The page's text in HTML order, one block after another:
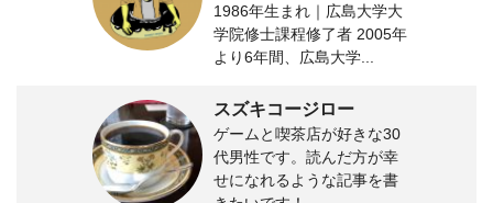
1986年生まれ｜広島大学大
学院修士課程修了者 2005年
より6年間、広島大学...
スズキコージロー
ゲームと喫茶店が好きな30
代男性です。読んだ方が幸
せになれるような記事を書